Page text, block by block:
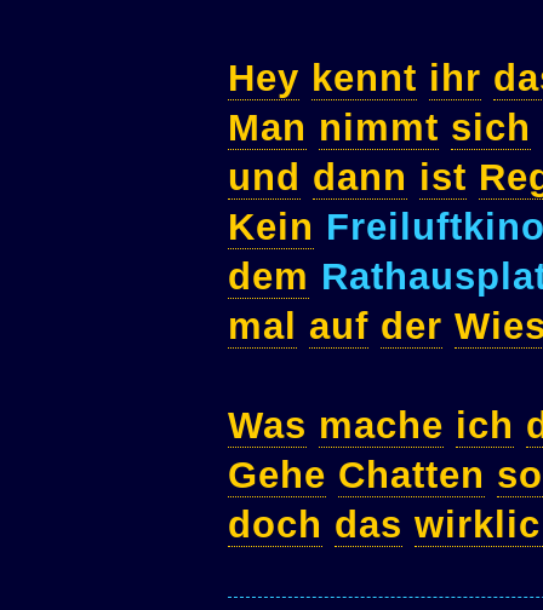
Hey kennt ihr
Man nimmt sich
und dann ist
Kein
dem
mal auf der
Was mache ich
Gehe Chatten so
doch das